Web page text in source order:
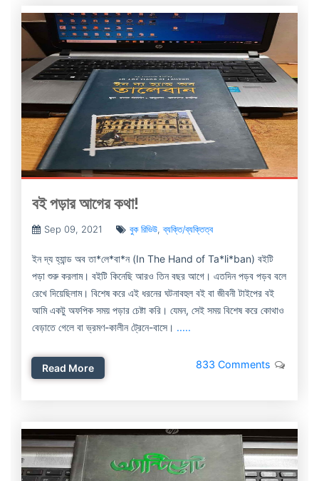
বই পড়ার আগের কথা!
Sep 09, 2021 বুক রিভিউ,ব্যক্তি/ব্যক্তিত্ব
ইন দ্য হ্যান্ড অব তা*লে*বা*ন (In The Hand of Ta*li*ban) বইটি
পড়া শুরু করলাম। বইটি কিনেছি আরও তিন বছর আগে। এতদিন পড়ব পড়ব বলে
রেখে দিয়েছিলাম। বিশেষ করে এই ধরনের ঘটনাবহুল বই বা জীবনী টাইপের বই
আমি একটু অফপিক সময় পড়ার চেষ্টা করি। যেমন, সেই সময় বিশেষ করে কোথাও
বেড়াতে গেলে বা ভ্রমণ-কালীন ট্রেনে-বাসে। .....
Read More 833 Comments